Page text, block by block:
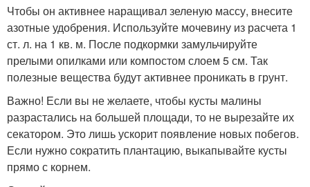
Чтобы он активнее наращивал зеленую массу, внесите
азотные удобрения. Используйте мочевину из расчета 1
ст. л. на 1 кв. м. После подкормки замульчируйте
прелыми опилками или компостом слоем 5 см. Так
полезные вещества будут активнее проникать в грунт.
Важно! Если вы не желаете, чтобы кусты малины
разрастались на большей площади, то не вырезайте их
секатором. Это лишь ускорит появление новых побегов.
Если нужно сократить плантацию, выкапывайте кусты
прямо с корнем.